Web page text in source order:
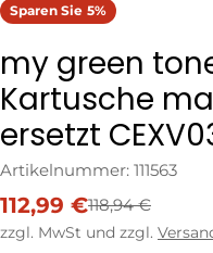
Sparen Sie 5%
my green
Kartusche
ersetzt
Artikelnummer: 111563
Verkaufspreis
112,99 €
Regulärer
Preis
118,94 €
zzgl. MwSt und zzgl.